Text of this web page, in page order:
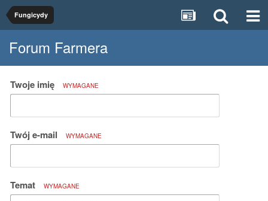
Fungicydy
Forum Farmera
Twoje imię WYMAGANE
Twój e-mail WYMAGANE
Temat WYMAGANE